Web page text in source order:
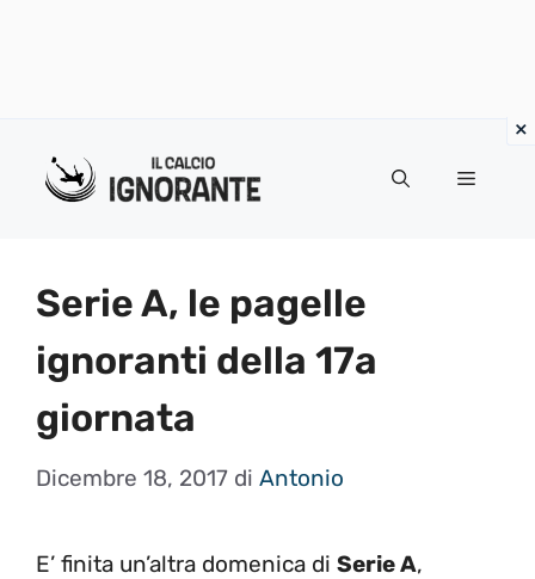
Menu
Serie A, le pagelle
ignoranti della 17a
giornata
Dicembre 18, 2017 di Antonio
E’ finita un’altra domenica di Serie A,